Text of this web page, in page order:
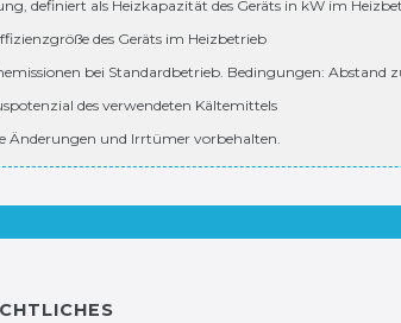
definiert als Heizkapazität des Geräts in kW im
des Geräts im Heizbetrieb
bei Standardbetrieb. Bedingungen: Abstand
des verwendeten Kältemittels
Änderungen und Irrtümer vorbehalten.